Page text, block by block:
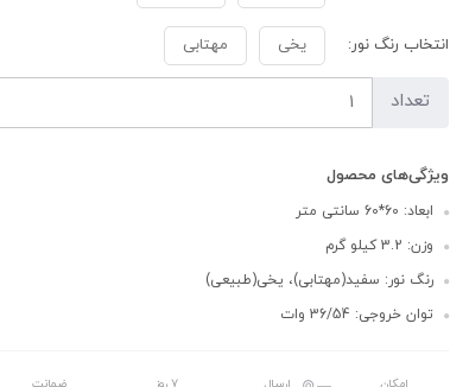
انتخاب رنگ نور: یخی مهتابی
تعداد
ویژگی‌های محصول
ابعاد: 60*60 سانتی متر
وزن: 3.2 کیلو گرم
رنگ نور: سفید(مهتابی)، یخی(طبیعی)
توان خروجی: 36/54 وات